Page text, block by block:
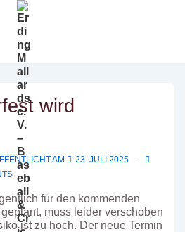
wird
AM
23. JULI 2025
für den kommenden
muss leider verschoben
ist zu hoch. Der neue Termin